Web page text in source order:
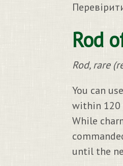
Rod
Rod, rare
You can
within 120
While
until the